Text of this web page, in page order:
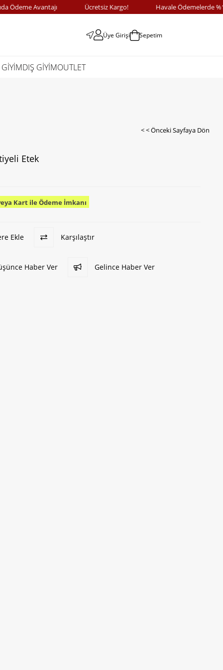
Ödeme Avantajı Ücretsiz Kargo! Havale Ödemelerde %10
Üye Girişi Sepetim
DIŞ GİYİMOUTLET
< < Önceki Sayfaya Dön
Etek
Kart ile Ödeme İmkanı
Ekle Karşılaştır
Haber Ver Gelince Haber Ver